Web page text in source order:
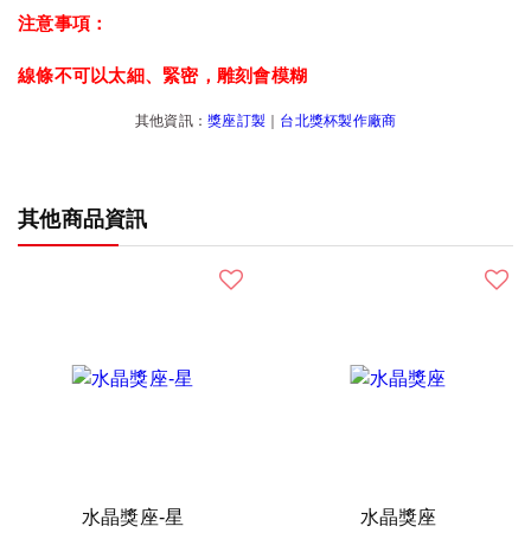
注意事項：
線條不可以太細、緊密，雕刻會模糊
其他資訊： 獎座訂製 台北獎杯製作廠商
其他商品資訊
水晶獎座-星 水晶獎座